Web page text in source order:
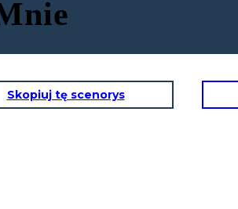
Skopiuj tę scenorys